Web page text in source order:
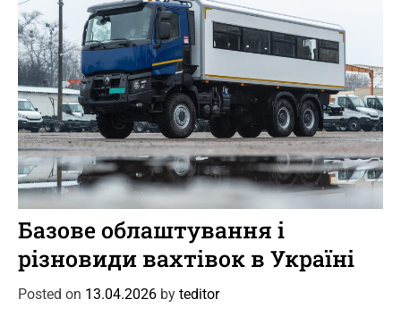
s
C
a
t
e
g
Новини Цікаве
Базове облаштування і
різновиди вахтівок в Україні
Posted on 13.04.2026 by teditor